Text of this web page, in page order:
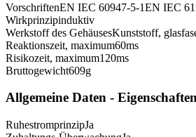
VorschriftenEN IEC 60947-5-1EN IEC
Wirkprinzipinduktiv
Werkstoff des GehäusesKunststoff,
Reaktionszeit, maximum60ms
Risikozeit, maximum120ms
Bruttogewicht609g
Allgemeine Daten -
RuhestromprinzipJa